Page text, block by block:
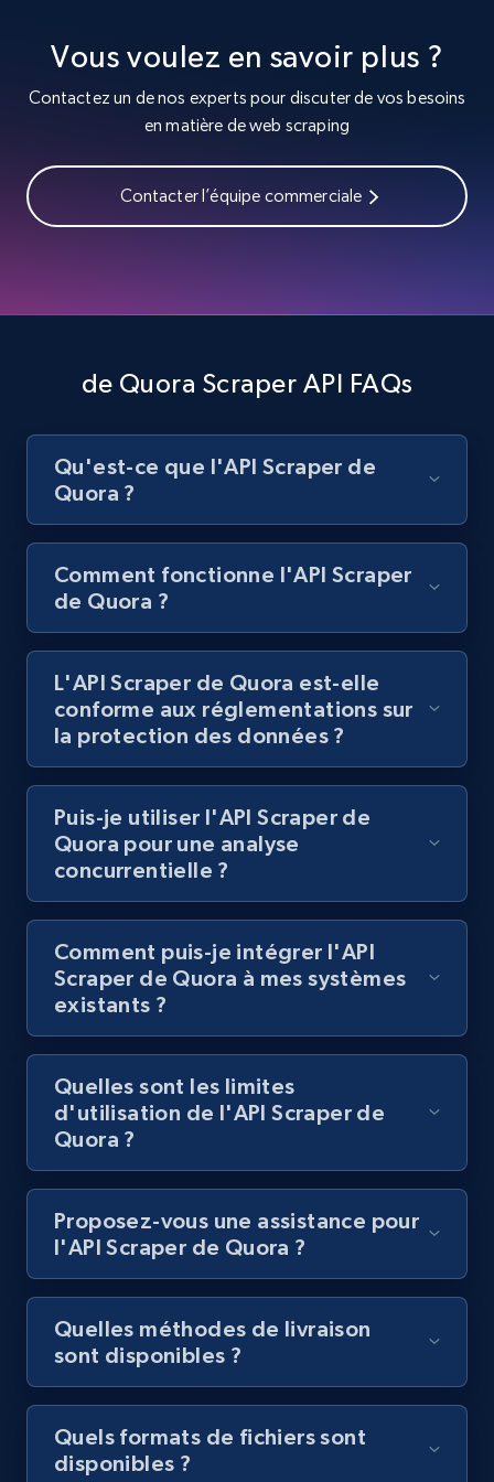
Like engagement rate, Bio link, Predicted lang,
and more.
963+ Essai gratuit
engagement rate, Comment engagement rate,
and more.
8.3K+ 963+ Essai gratuit
Youtube - Videos posts
URL, Title, Youtuber, Youtuber md5, Video url,
Video length, Likes, Views, and more.
8.1K+ 716+ Essai gratuit
Youtube - Videos posts - Search new
youtube videos by keyword
URL, Title, Youtuber, Youtuber md5, Video url,
Video length, Likes, Views, and more.
Youtube - Videos posts - Discover videos by
URL, Title, Youtuber, Youtuber md5, Video url,
Video length, Likes, Views, and more.
keyword and then apply relevant video
filters
URL, Title, Youtuber, Youtuber md5, Video url,
Video length, Likes, Views, and more.
8.1K+ 716+ Essai gratuit
Vous voulez en savoir plus ?
Contactez un de nos experts pour discuter de vos besoins
en matière de web scraping
Contacter l’équipe commerciale
de Quora Scraper API FAQs
Qu'est-ce que l'API Scraper de
Quora ?
Comment fonctionne l'API Scraper
de Quora ?
L'API Scraper de Quora est-elle
conforme aux réglementations sur
la protection des données ?
Puis-je utiliser l'API Scraper de
Quora pour une analyse
concurrentielle ?
Comment puis-je intégrer l'API
Scraper de Quora à mes systèmes
existants ?
Quelles sont les limites
d'utilisation de l'API Scraper de
Quora ?
Proposez-vous une assistance pour
l'API Scraper de Quora ?
Quelles méthodes de livraison
sont disponibles ?
Quels formats de fichiers sont
disponibles ?